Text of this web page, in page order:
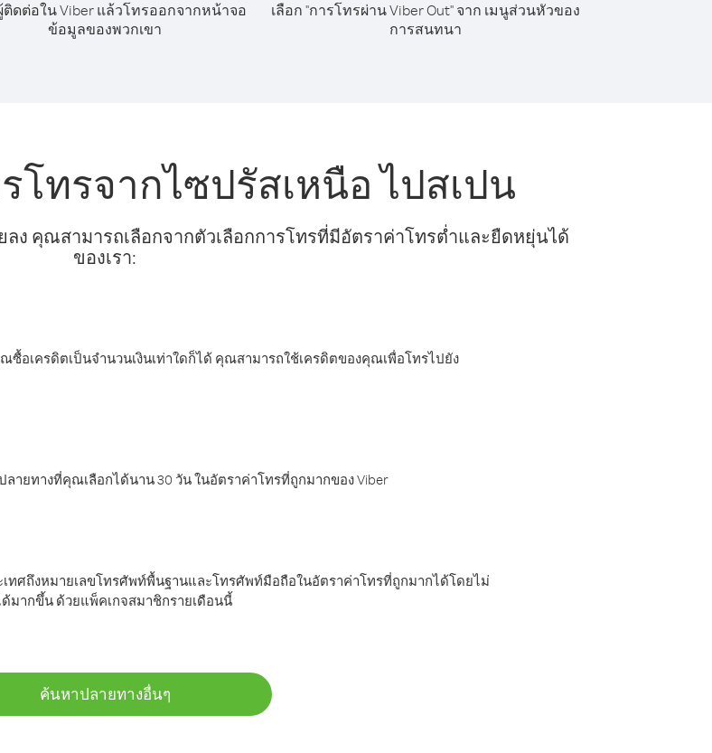
ติดต่อใน Viber แล้วโทรออกจากหน้าจอ
ข้อมูลของพวกเขา
เลือก "การโทรผ่าน Viber Out" จาก เมนูส่วนหัวของ
การสนทนา
โทรจากไซปรัสเหนือ ไปสเปน
ง คุณสามารถเลือกจากตัวเลือกการโทรที่มีอัตราค่าโทรต่ำและยืดหยุ่นได้
ของเรา:
ซื้อเครดิตเป็นจำนวนเงินเท่าใดก็ได้ คุณสามารถใช้เครดิตของคุณเพื่อโทรไปยัง
ายทางที่คุณเลือกได้นาน 30 วัน ในอัตราค่าโทรที่ถูกมากของ Viber
ทศถึงหมายเลขโทรศัพท์พื้นฐานและโทรศัพท์มือถือในอัตราค่าโทรที่ถูกมากได้โดยไม่
ากขึ้น ด้วยแพ็คเกจสมาชิกรายเดือนนี้
ค้นหาปลายทางอื่นๆ